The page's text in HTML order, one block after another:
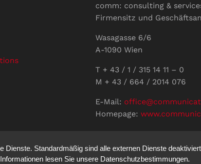
comm: consulting &
Firmensitz und
Wasagasse 6/6
A-1090 Wien
T + 43 / 1 / 315 14 11 – 0
M + 43 / 664 / 2014 076
E-Mail:
Homepage:
Vertretungsberechtigte
Sabine Pöhacker MSc.
Standardmäßig sind alle externen Dienste
lesen Sie unsere Datenschutzbestimmungen.